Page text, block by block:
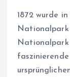
1872 wurde
Nationalpark